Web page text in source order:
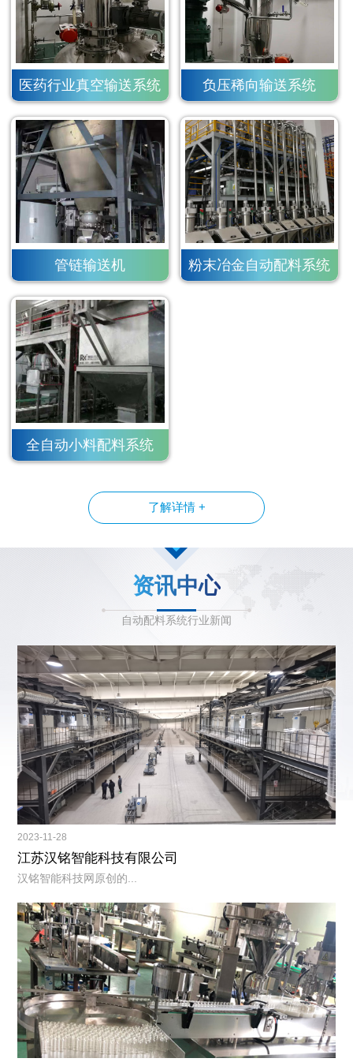
医药行业真空输送系统 负压稀向输送系统
管链输送机 粉末冶金自动配料系统
全自动小料配料系统
了解详情 +
资讯中心
自动配料系统行业新闻
2023-11-28
江苏汉铭智能科技有限公司
汉铭智能科技网原创的...